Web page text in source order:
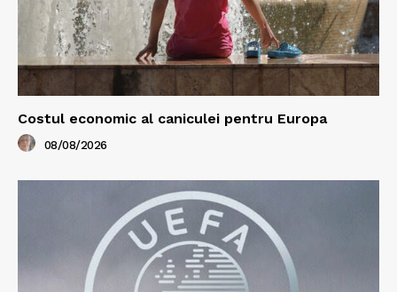
Costul economic al caniculei pentru Europa
08/08/2026